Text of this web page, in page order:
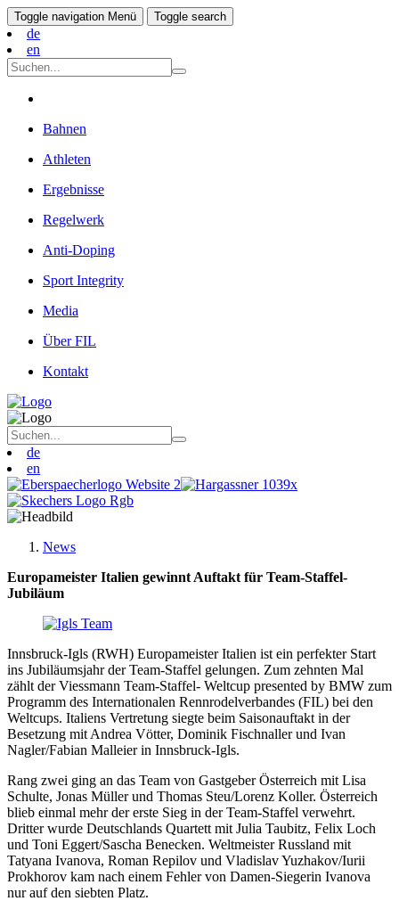
Toggle navigation Menü Toggle search
de
en
Bahnen
Athleten
Ergebnisse
Regelwerk
Anti-Doping
Sport Integrity
Media
Über FIL
Kontakt
de
en
News
Europameister Italien gewinnt Auftakt für Team-Staffel-
Jubiläum
Innsbruck-Igls (RWH) Europameister Italien ist ein perfekter Start
ins Jubiläumsjahr der Team-Staffel gelungen. Zum zehnten Mal
zählt derViessmann Team-Staffel- Weltcup presented by BMW zum
Programm des Internationalen Rennrodelverbandes (FIL) bei den
Weltcups. Italiens Vertretung siegte beim Saisonauftakt in der
Besetzung mit Andrea Vötter, Dominik Fischnaller und Ivan
Nagler/Fabian Malleier in Innsbruck-Igls.
Rang zwei ging an das Team von Gastgeber Österreich mit Lisa
Schulte, Jonas Müllerund Thomas Steu/Lorenz Koller. Österreich
blieb einmal mehr der erste Sieg in der Team-Staffel verwehrt.
Dritter wurde Deutschlands Quartett mit Julia Taubitz, Felix Loch
und Toni Eggert/Sascha Benecken. Weltmeister Russland mit
Tatyana Ivanova, Roman Repilov und Vladislav Yuzhakov/Iurii
Prokhorov kam nach einem Fehler von Damen-Siegerin Ivanova
nur auf den siebten Platz.